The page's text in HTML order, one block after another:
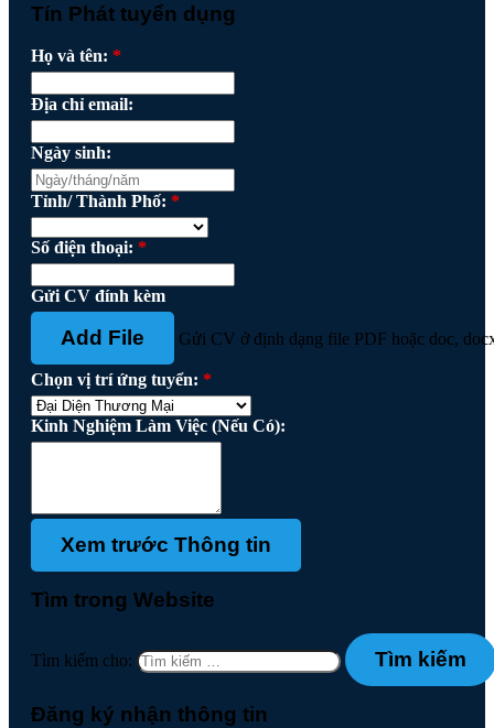
Tín Phát tuyển dụng
Họ và tên: *
Địa chỉ email:
Ngày sinh:
Tỉnh/ Thành Phố: *
Số điện thoại: *
Gửi CV đính kèm
Add File Gửi CV ở định dạng file PDF hoặc doc,
Chọn vị trí ứng tuyển: *
Kinh Nghiệm Làm Việc (Nếu Có):
Tìm trong Website
Tìm kiếm cho:
Đăng ký nhận thông tin